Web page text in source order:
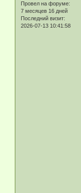
Провел на форуме:
7 месяцев 16 дней
Последний визит:
2026-07-13 10:41:58